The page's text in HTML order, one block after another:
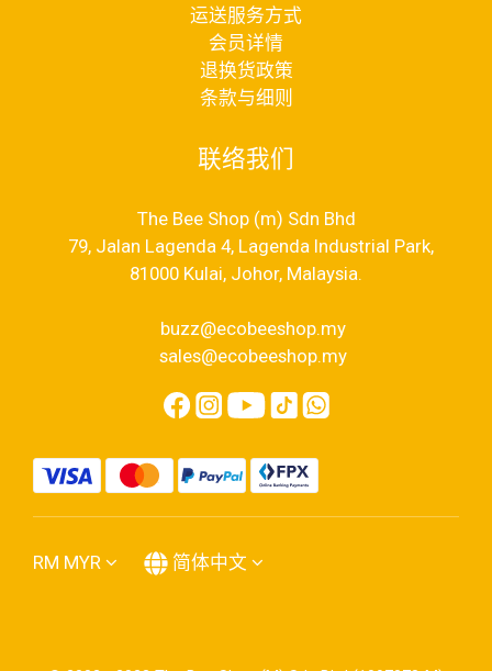
运送服务方式
会员详情
退换货政策
条款与细则
联络我们
The Bee Shop (m) Sdn Bhd
79, Jalan Lagenda 4, Lagenda Industrial Park,
81000 Kulai, Johor, Malaysia.
buzz@ecobeeshop.my
sales@ecobeeshop.my
RM MYR 简体中文